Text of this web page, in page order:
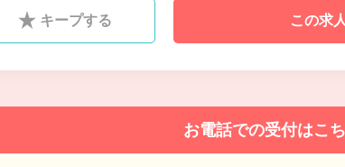
キープする この求
お電話での受付はこ